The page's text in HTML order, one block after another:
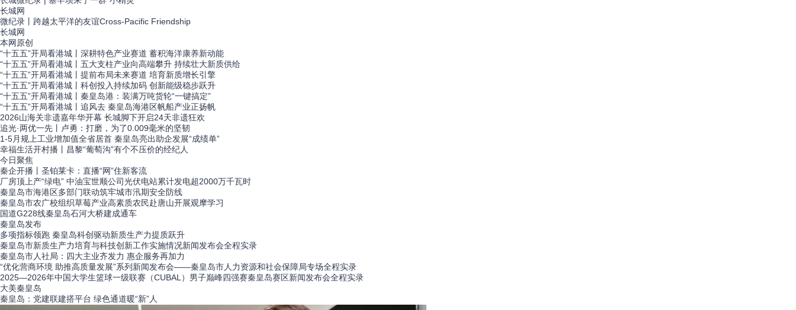
长城网
微纪录丨跨越太平洋的友谊Cross-Pacific Friendship
长城网
本网 原创
“十五五”开局看港城丨深耕特色产业赛道 蓄积海洋康养新动能
“十五五”开局看港城丨五大支柱产业向高端攀升 持续壮大新质供给
“十五五”开局看港城丨提前布局未来赛道 培育新质增长引擎
“十五五”开局看港城丨科创投入持续加码 创新能级稳步跃升
“十五五”开局看港城丨秦皇岛港：装满万吨货轮“一键搞定”
“十五五”开局看港城丨追风去 秦皇岛海港区帆船产业正扬帆
​2026山海关非遗嘉年华开幕 长城脚下开启24天非遗狂欢
追光·两优一先丨卢勇：打磨，为了0.009毫米的坚韧
1-5月规上工业增加值全省居首 秦皇岛亮出助企发展“成绩单”
​幸福生活开村播丨昌黎“葡萄沟”有个不压价的经纪人
今日聚焦
秦企开播丨圣铂莱卡：直播“网”住新客流
厂房顶上产“绿电” 中油宝世顺公司光伏电站累计发电超2000万千瓦时
​秦皇岛市海港区多部门联动筑牢城市汛期安全防线
​秦皇岛市农广校组织草莓产业高素质农民赴唐山开展观摩学习
国道G228线秦皇岛石河大桥建成通车
秦皇岛发布
多项指标领跑 秦皇岛科创驱动新质生产力提质跃升
秦皇岛市新质生产力培育与科技创新工作实施情况新闻发布会全程实录
秦皇岛市人社局：四大主业齐发力 惠企服务再加力
“优化营商环境 助推高质量发展”系列新闻发布会——秦皇岛市人力资源和社会保障局专场全程实录
2025—2026年中国大学生篮球一级联赛（CUBAL）男子巅峰四强赛秦皇岛赛区新闻发布会全程实录
大美秦皇岛
秦皇岛：党建联建搭平台 绿色通道暖“新”人